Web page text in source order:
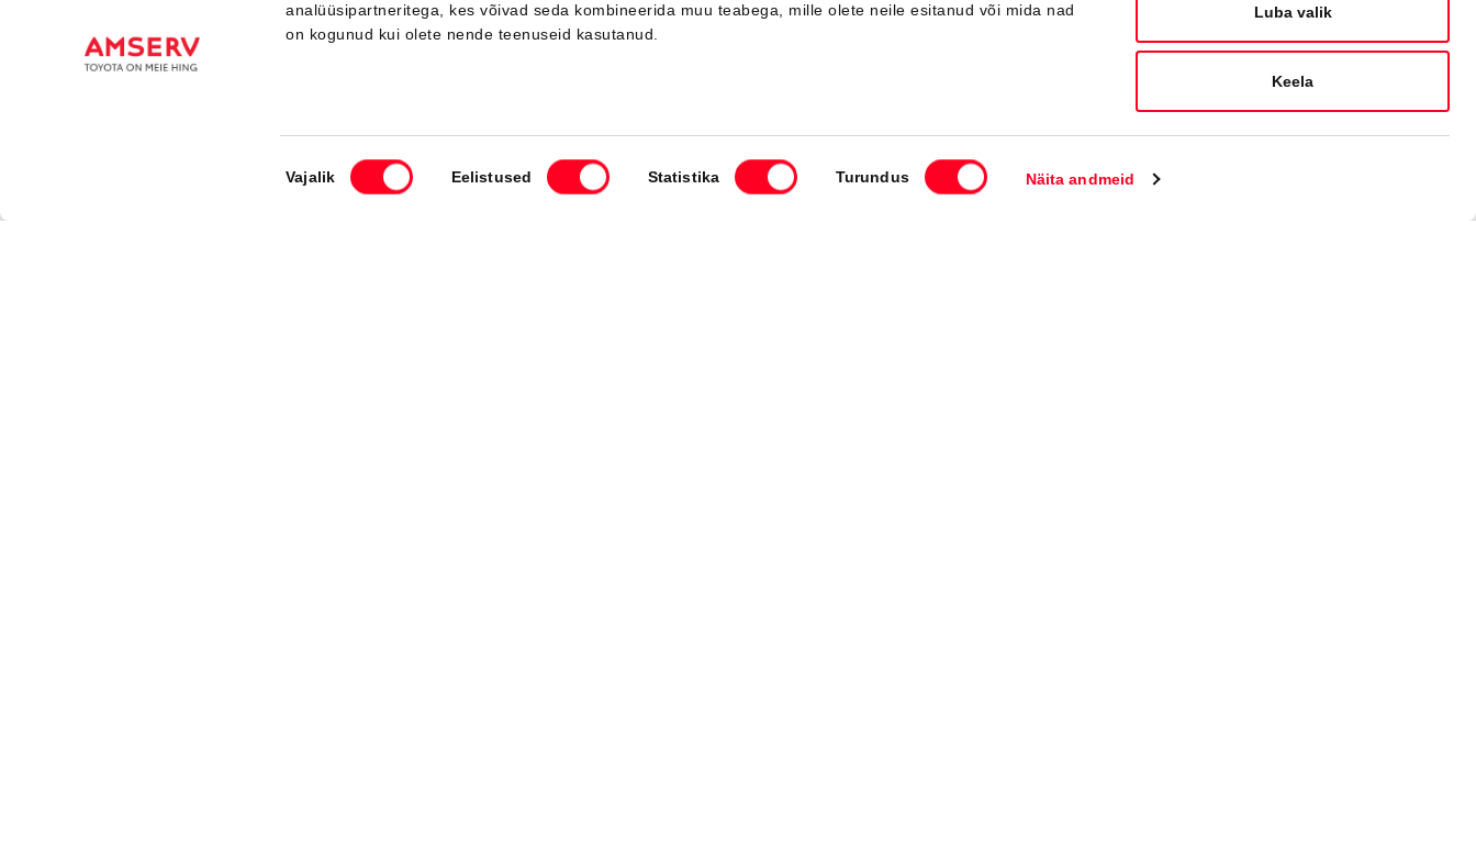
analüüsipartneritega, kes võivad seda kombineerida muu teabega, mille olete neile esitanud või mida nad
on kogunud kui olete nende teenuseid kasutanud.
Nõusoleku
valik
Vajalik Eelistused Statistika Turundus Näita andmeid
Luba valik
Keela
Вскоре Вскоре